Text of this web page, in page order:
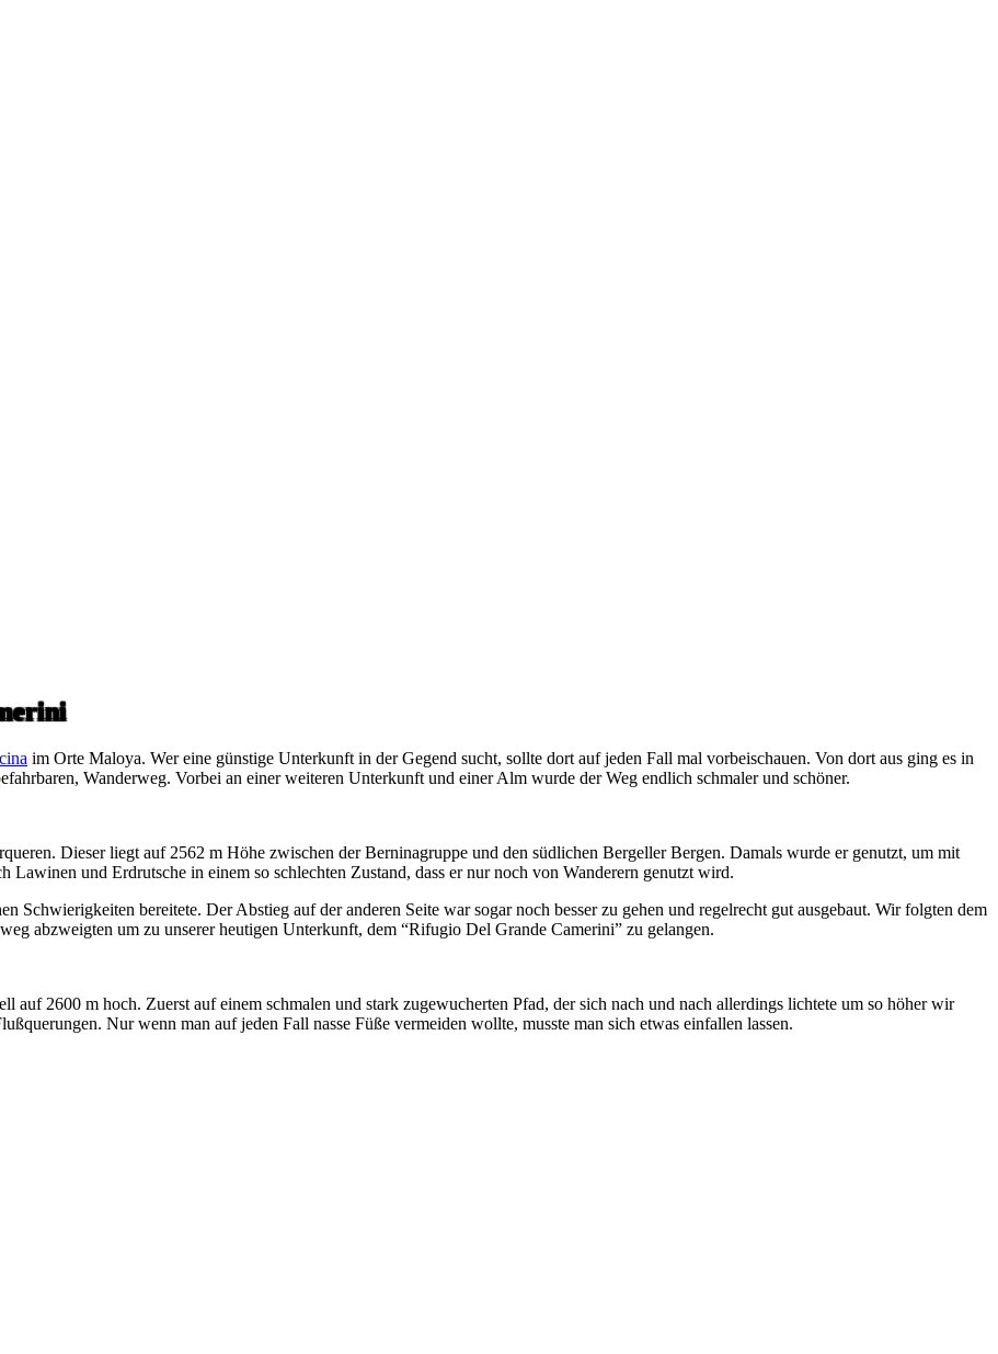
im Orte Maloya. Wer eine günstige Unterkunft in der Gegend sucht, sollte dort auf jeden Fall mal vorbeischauen. Von dort aus ging es in
Wanderweg. Vorbei an einer weiteren Unterkunft und einer Alm wurde der Weg endlich schmaler und schöner.
Dieser liegt auf 2562 m Höhe zwischen der Berninagruppe und den südlichen Bergeller Bergen. Damals wurde er genutzt, um mit
Lawinen und Erdrutsche in einem so schlechten Zustand, dass er nur noch von Wanderern genutzt wird.
bereitete. Der Abstieg auf der anderen Seite war sogar noch besser zu gehen und regelrecht gut ausgebaut. Wir folgten dem
abzweigten um zu unserer heutigen Unterkunft, dem “Rifugio Del Grande Camerini” zu gelangen.
auf 2600 m hoch. Zuerst auf einem schmalen und stark zugewucherten Pfad, der sich nach und nach allerdings lichtete um so höher wir
Nur wenn man auf jeden Fall nasse Füße vermeiden wollte, musste man sich etwas einfallen lassen.